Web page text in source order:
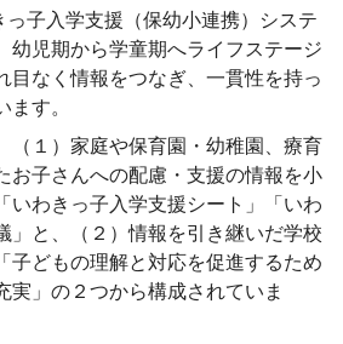
っ子入学支援（保幼小連携）システ
幼児期から学童期へライフステージ
目なく情報をつなぎ、一貫性を持っ
ます。
１）家庭や保育園・幼稚園、療育
お子さんへの配慮・支援の情報を小
「いわきっ子入学支援シート」「いわ
」と
、（２）情報を引き継いだ学校
子どもの理解と対応を促進するため
実」の２つから構成されていま